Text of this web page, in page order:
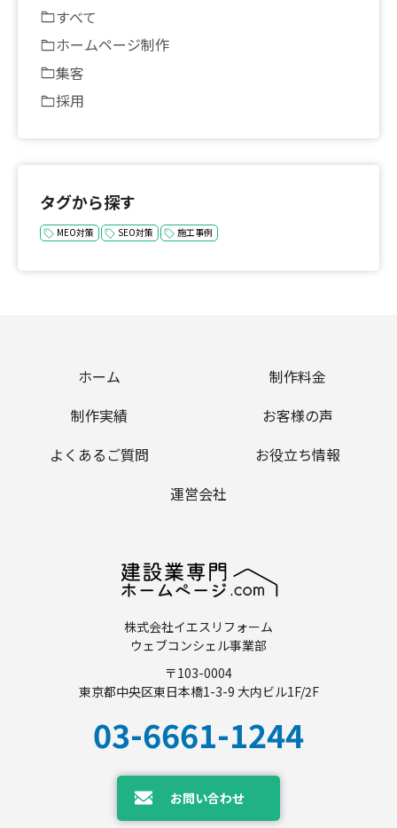
すべて
ホームページ制作
集客
採用
タグから探す
MEO対策 SEO対策 施工事例
ホーム
制作料金
制作実績
お客様の声
よくあるご質問
お役立ち情報
運営会社
株式会社イエスリフォーム
ウェブコンシェル事業部
〒103-0004
東京都中央区東日本橋1-3-9 大内ビル1F/2F
03-6661-1244
お問い合わせ